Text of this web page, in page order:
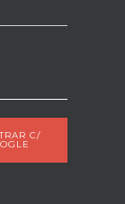
C/